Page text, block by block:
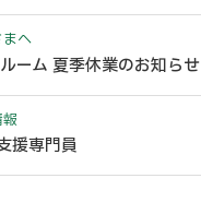
へ
ーム 夏季休業のお知らせ
援専門員